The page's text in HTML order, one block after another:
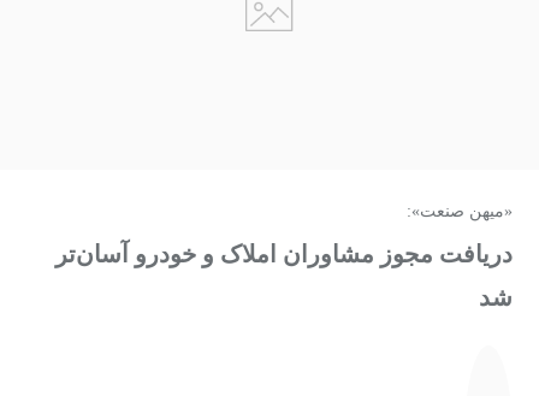
«میهن صنعت»:
دریافت مجوز مشاوران املاک و خودرو آسان‌تر
شد